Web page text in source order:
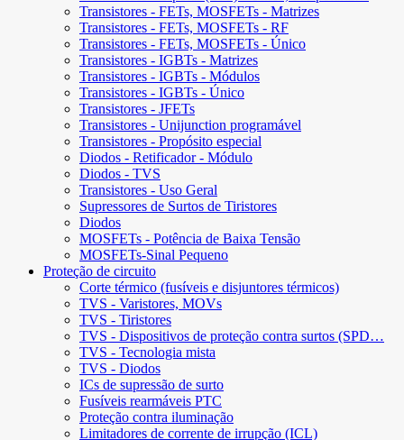
Transistores - FETs, MOSFETs - Matrizes
Transistores - FETs, MOSFETs - RF
Transistores - FETs, MOSFETs - Único
Transistores - IGBTs - Matrizes
Transistores - IGBTs - Módulos
Transistores - IGBTs - Único
Transistores - JFETs
Transistores - Unijunction programável
Transistores - Propósito especial
Diodos - Retificador - Módulo
Diodos - TVS
Transistores - Uso Geral
Supressores de Surtos de Tiristores
Diodos
MOSFETs - Potência de Baixa Tensão
MOSFETs-Sinal Pequeno
Proteção de circuito
Corte térmico (fusíveis e disjuntores térmicos)
TVS - Varistores, MOVs
TVS - Tiristores
TVS - Dispositivos de proteção contra surtos (SPD…
TVS - Tecnologia mista
TVS - Diodos
ICs de supressão de surto
Fusíveis rearmáveis ​​PTC
Proteção contra iluminação
Limitadores de corrente de irrupção (ICL)